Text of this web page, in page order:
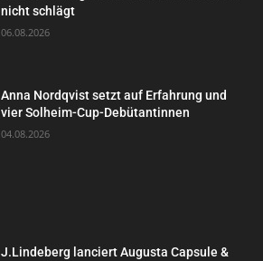
nicht schlägt
06.08.2026
Anna Nordqvist setzt auf Erfahrung und
vier Solheim-Cup-Debütantinnen
04.08.2026
J.Lindeberg lanciert Augusta Capsule &